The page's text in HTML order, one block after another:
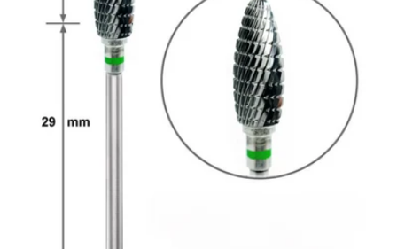
медия 0 в прозорец